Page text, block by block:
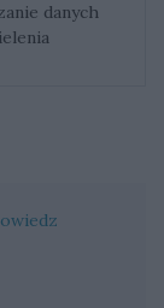
danych